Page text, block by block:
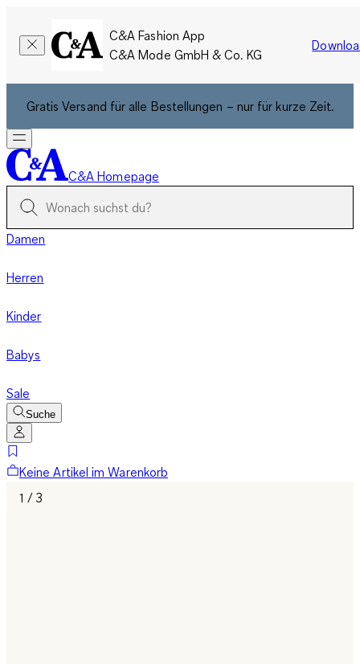
C&A Fashion App
C&A Mode GmbH & Co. KG
Gratis Versand für alle Bestellungen – nur für kurze Zeit.
C&A Homepage
Damen
Herren
Kinder
Babys
Sale
Suche
Keine Artikel im Warenkorb
1 / 3